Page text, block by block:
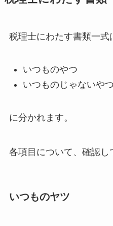
税理士にわたす書類一式
いつものやつ
いつものじゃないやつ
に分かれます。
各項目について、確認し
いつものヤツ